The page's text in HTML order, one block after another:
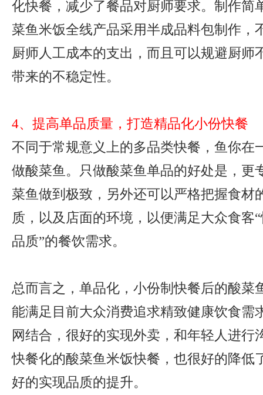
化快餐，减少了餐品对厨师要求。制作简
菜鱼米饭全线产品采用半成品料包制作，
厨师人工成本的支出，而且可以规避厨师
带来的不稳定性。
4、提高单品质量，打造精品化小份快餐
不同于常规意义上的多品类快餐，鱼你在
做酸菜鱼。只做酸菜鱼单品的好处是，更
菜鱼做到极致，另外还可以严格把握食材
质，以及店面的环境，以便满足大众食客
品质”的餐饮需求。
总而言之，单品化，小份制快餐后的酸菜
能满足目前大众消费追求精致健康饮食需
网结合，很好的实现外卖，和年轻人进行
快餐化的酸菜鱼米饭快餐，也很好的降低
好的实现品质的提升。